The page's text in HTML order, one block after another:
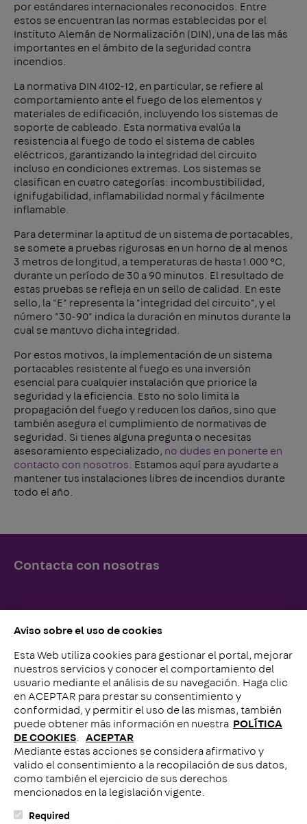
Aviso sobre el uso de cookies
Esta Web utiliza cookies para gestionar el portal, mejorar
nuestros servicios y conocer el comportamiento del
usuario mediante el análisis de su navegación. Haga clic
en ACEPTAR para prestar su consentimiento y
conformidad, y permitir el uso de las mismas, también
puede obtener más información en nuestra POLÍTICA
DE COOKIES
ACEPTAR
Mediante estas acciones se considera afirmativo y
valido el consentimiento a la recopilación de sus datos,
como también el ejercicio de sus derechos
mencionados en la legislación vigente.
Required
por estándares internacionales reconocidos. Entre
estos se encuentran las normas establecidas por el
Instituto Alemán de Normalización (DIN), una de las más
importantes en el ámbito de la seguridad contra
incendios.
La normativa DIN 4102-12, en particular, se refiere al
comportamiento ante el fuego de los elementos y
materiales de edificación, incluyendo los sistemas de
soporte de cableado. Esta normativa evalúa la
resistencia al fuego de todo el sistema de cables
eléctricos, garantizando la integridad del circuito
incluso en condiciones extremas. Los sistemas se
clasifican en cuatro categorías: incombustibilidad,
ignifugabilidad, inflamabilidad normal y fácilmente
inflamable.
Para determinar la aptitud de un sistema de portacables,
se somete a pruebas rigurosas en un horno de al menos
3 metros de longitud, a temperaturas de hasta 1.000 °C,
durante un período de 30 a 90 minutos. El resultado de
estas pruebas se refleja en un sello de calidad. En este
sello, la "E" representa la "integridad del circuito", y el
número "30-90" indica la duración en minutos durante la
cual se mantuvo dicha integridad.
Por estos motivos, la implementación de un sistema
portacables resistente al fuego es una inversión
esencial para cualquier instalación que priorice la
seguridad y la eficiencia. Esto no solo limita la
propagación del fuego y reducen los daños, sino que
también asegura el cumplimiento de normativas de
seguridad. Si tienes alguna pregunta o necesitas
asesoramiento especializado, no dudes en ponerte en
contacto con nosotros . Estamos aquí para ayudarte a
mantener tus instalaciones libres de incendios durante
todo el año.
Contacta con nosotras
Contacto con nosotros
Llámenos